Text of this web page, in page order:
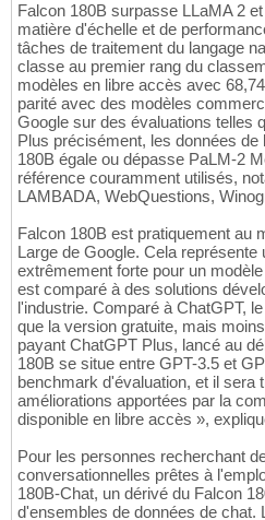
Falcon 180B surpasse LLaMA 2
matière d'échelle et de
tâches de traitement du langage
classe au premier rang du
modèles en libre accès avec
parité avec des modèles
Google sur des évaluations telles
Plus précisément, les données
180B égale ou dépasse PaLM-2
référence couramment utilisés,
LAMBADA, WebQuestions,
Falcon 180B est pratiquement au
Large de Google. Cela représente
extrêmement forte pour un
est comparé à des solutions
l'industrie. Comparé à ChatGPT,
que la version gratuite, mais
payant ChatGPT Plus, lancé au
180B se situe entre GPT-3.5 et
benchmark d'évaluation, et il sera
améliorations apportées par la
disponible en libre accès »,
Pour les personnes recherchant
conversationnelles prêtes à
180B-Chat, un dérivé du Falcon
d'ensembles de données de chat.